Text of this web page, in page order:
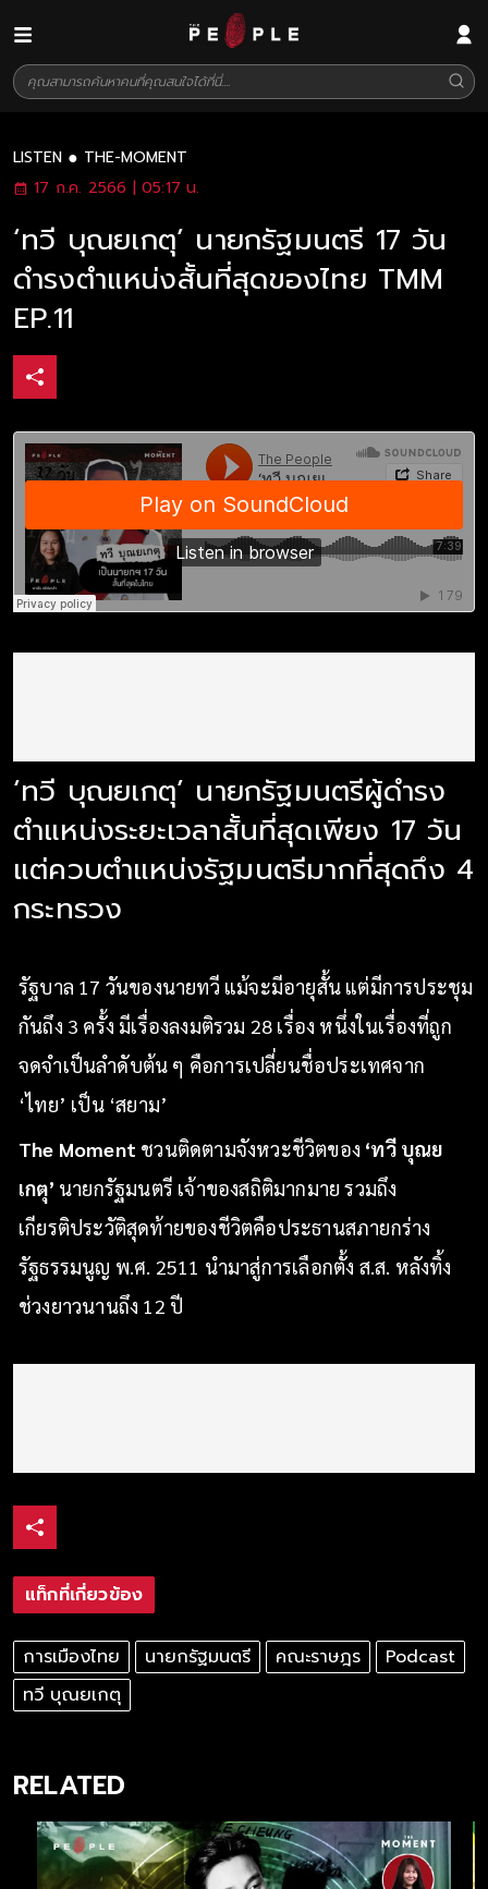
LISTEN
THE-MOMENT
17 ก.ค. 2566 | 05:17 น.
‘ทวี บุณยเกตุ’ นายกรัฐมนตรี 17 วัน
ดำรงตำแหน่งสั้นที่สุดของไทย TMM
EP.11
‘ทวี บุณยเกตุ’ นายกรัฐมนตรีผู้ดำรง
ตำแหน่งระยะเวลาสั้นที่สุดเพียง 17 วัน
แต่ควบตำแหน่งรัฐมนตรีมากที่สุดถึง 4
กระทรวง
รัฐบาล 17 วันของนายทวี แม้จะมีอายุสั้น แต่มีการประชุม
กันถึง 3 ครั้ง มีเรื่องลงมติรวม 28 เรื่อง หนึ่งในเรื่องที่ถูก
จดจำเป็นลำดับต้น ๆ คือการเปลี่ยนชื่อประเทศจาก
‘ไทย’ เป็น ‘สยาม’
The Moment ชวนติดตามจังหวะชีวิตของ ‘ทวี บุณย
เกตุ’ นายกรัฐมนตรี เจ้าของสถิติมากมาย รวมถึง
เกียรติประวัติสุดท้ายของชีวิตคือประธานสภายกร่าง
รัฐธรรมนูญ พ.ศ. 2511 นำมาสู่การเลือกตั้ง ส.ส. หลังทิ้ง
ช่วงยาวนานถึง 12 ปี
แท็กที่เกี่ยวข้อง
การเมืองไทย นายกรัฐมนตรี คณะราษฎร
Podcast
ทวี บุณยเกตุ
RELATED